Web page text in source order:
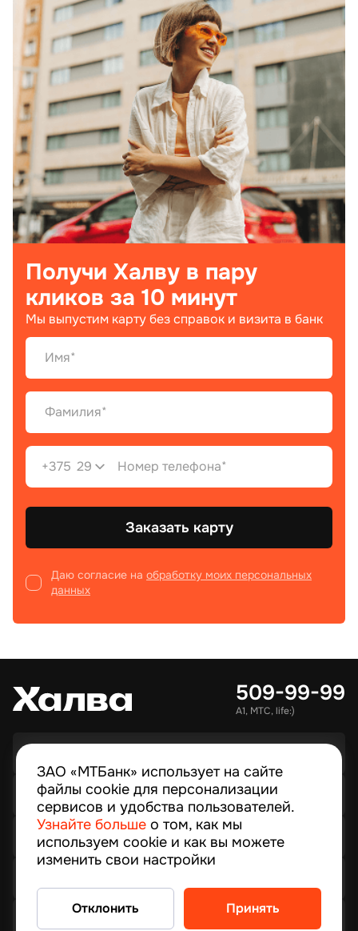
ЗАО «МТБанк» использует на сайте
файлы cookie для персонализации
сервисов и удобства пользователей.
Узнайте больше о том, как мы
используем cookie и как вы можете
изменить свои настройки
Принять
Отклонить
Получи Халву в пару
кликов за 10 минут
Мы выпустим карту без справок и визита в банк
+375 29
Заказать карту
Даю согласие на обработку моих персональных
данных
509-99-99
А1, МТС, life:)
О Халве MIX
О Халве MAX